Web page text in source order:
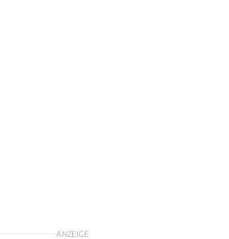
ANZEIGE